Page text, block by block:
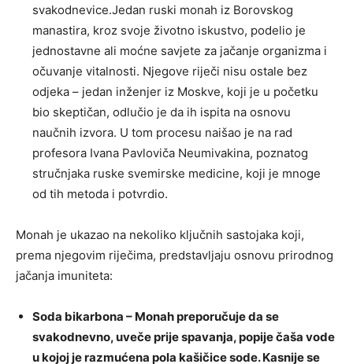
svakodnevice.Jedan ruski monah iz Borovskog
manastira, kroz svoje životno iskustvo, podelio je
jednostavne ali moćne savjete za jačanje organizma i
očuvanje vitalnosti. Njegove riječi nisu ostale bez
odjeka – jedan inženjer iz Moskve, koji je u početku
bio skeptičan, odlučio je da ih ispita na osnovu
naučnih izvora. U tom procesu naišao je na rad
profesora Ivana Pavloviča Neumivakina, poznatog
stručnjaka ruske svemirske medicine, koji je mnoge
od tih metoda i potvrdio.
Monah je ukazao na nekoliko ključnih sastojaka koji,
prema njegovim riječima, predstavljaju osnovu prirodnog
jačanja imuniteta:
Soda bikarbona – Monah preporučuje da se
svakodnevno, uveče prije spavanja, popije čaša vode
u kojoj je razmućena pola kašičice sode. Kasnije se